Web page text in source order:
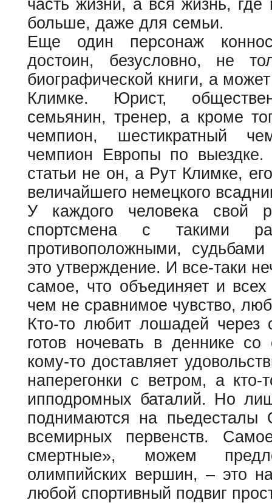
часть жизни, а вся жизнь,
больше, даже для семьи.
Еще один персонаж
достоин, безусловно, не
биографической книги, а
Климке. Юрист,
семьянин, тренер, а кроме
чемпион, шестикратный
чемпион Европы по
статьи не он, а Рут Климке,
величайшего немецкого
У каждого человека свой
спортсмена с такими
противоположными,
это утверждение. И все-таки
самое, что объединяет и
чем не сравнимое чувство,
Кто-то любит лошадей через
готов ночевать в деннике
кому-то доставляет
наперегонки с ветром, а
ипподромных баталий. Но
поднимаются на пьедесталы
всемирных первенств.
смертные», можем
олимпийских вершин, – это
любой спортивный подвиг